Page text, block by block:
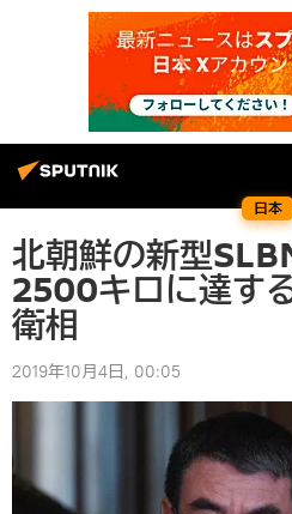
日本
北朝鮮の新型
2500キロに達す
衛相
2019年10月4日, 00:05